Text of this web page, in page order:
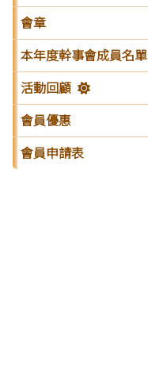
會章
本年度幹事會成員名單
活動回顧
會員優惠
會員申請表